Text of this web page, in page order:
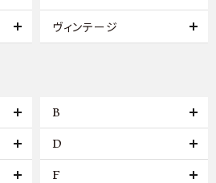
ヴィンテージ
B
D
F